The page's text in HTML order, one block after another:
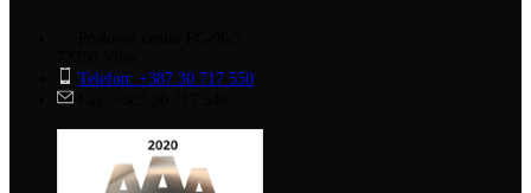
Telefon: +387 30 717 550